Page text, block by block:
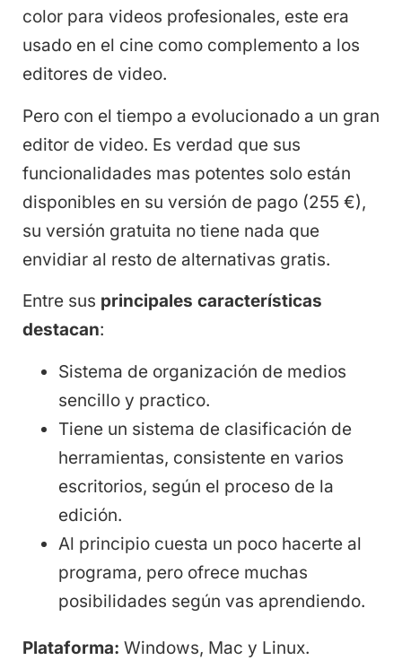
color para videos profesionales, este era
usado en el cine como complemento a los
editores de video.
Pero con el tiempo a evolucionado a un gran
editor de video. Es verdad que sus
funcionalidades mas potentes solo están
disponibles en su versión de pago (255 €),
su versión gratuita no tiene nada que
envidiar al resto de alternativas gratis.
Entre sus principales características
destacan:
Sistema de organización de medios
sencillo y practico.
Tiene un sistema de clasificación de
herramientas, consistente en varios
escritorios, según el proceso de la
edición.
Al principio cuesta un poco hacerte al
programa, pero ofrece muchas
posibilidades según vas aprendiendo.
Plataforma: Windows, Mac y Linux.